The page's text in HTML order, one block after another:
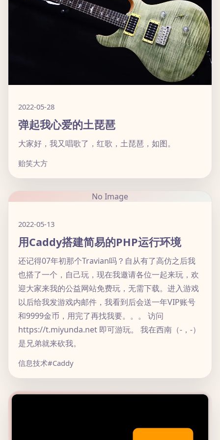
2022-05-28
弹起我心爱的土琵琶
大家好，我又唱歌了，红歌，土琵琶，如图。
贻笑大方
No Image
2022-05-13
用Caddy搭建简易的PHP运行环境
还记得07年初那个Travian吗？自从有了高仿之后我
也搭了一个，自己玩，现在我邀请各位一起来玩，欢
迎大家来我的公益网站免费玩，无需下载。进入游戏
以后给我发游戏内邮件，我看到后会送一年VIP账号
和9999金币，用完了再找我要。。。 访问
https://t.miyunda.net 即可游玩。 我在西南（-，-）
是兄弟就来砍我。
信息技术#Caddy